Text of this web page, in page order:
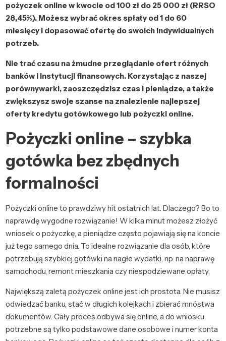
pożyczek online w kwocie od 100 zł do 25 000 zł (RRSO
28,45%). Możesz wybrać okres spłaty od 1 do 60
miesięcy i dopasować ofertę do swoich indywidualnych
potrzeb.
Nie trać czasu na żmudne przeglądanie ofert różnych
banków i instytucji finansowych. Korzystając z naszej
porównywarki, zaoszczędzisz czas i pieniądze, a także
zwiększysz swoje szanse na znalezienie najlepszej
oferty kredytu gotówkowego lub pożyczki online.
Pożyczki online – szybka
gotówka bez zbędnych
formalności
Pożyczki online to prawdziwy hit ostatnich lat. Dlaczego? Bo to
naprawdę wygodne rozwiązanie! W kilka minut możesz złożyć
wniosek o pożyczkę, a pieniądze często pojawiają się na koncie
już tego samego dnia. To idealne rozwiązanie dla osób, które
potrzebują szybkiej gotówki na nagłe wydatki, np. na naprawę
samochodu, remont mieszkania czy niespodziewane opłaty.
Największą zaletą pożyczek online jest ich prostota. Nie musisz
odwiedzać banku, stać w długich kolejkach i zbierać mnóstwa
dokumentów. Cały proces odbywa się online, a do wniosku
potrzebne są tylko podstawowe dane osobowe i numer konta